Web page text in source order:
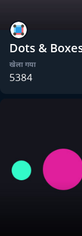
Dots &
खेला गया
5384